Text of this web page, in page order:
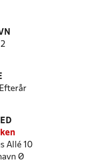
Allé 10
Ø